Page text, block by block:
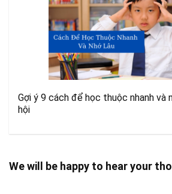
Gợi ý 9 cách để học thuộc nhanh và
hội
We will be happy to hear your